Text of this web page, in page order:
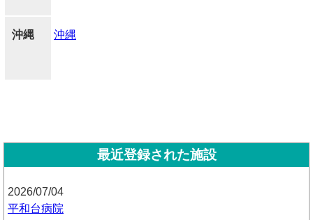
沖縄 沖縄
最近登録された施設
2026/07/04
平和台病院